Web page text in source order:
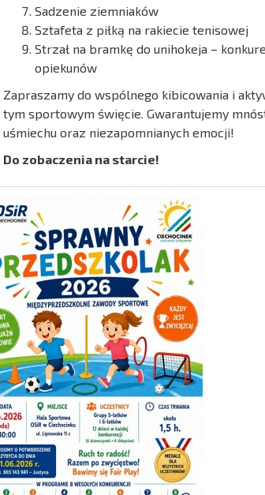
Sadzenie ziemniaków
Sztafeta z piłką na rakiecie tenisowej
Strzał na bramkę do unihokeja –
opiekunów
Zapraszamy do wspólnego kibicowania i
tym sportowym święcie. Gwarantujemy
uśmiechu oraz niezapomnianych emocji!
Do zobaczenia na starcie!